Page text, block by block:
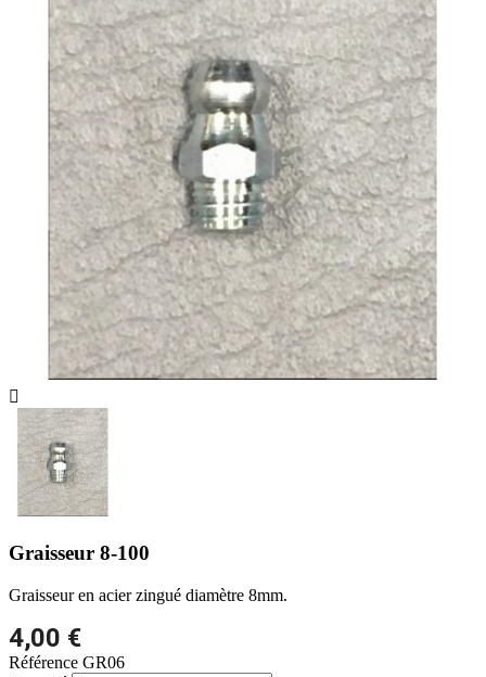

Graisseur 8-100
Graisseur en acier zingué diamètre 8mm.
4,00 €
Référence GR06